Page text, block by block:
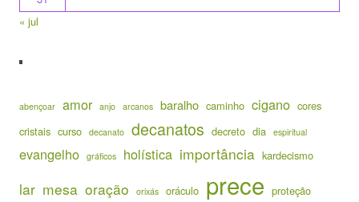
« jul
abençoar amor anjo arcanos baralho caminho cigano cores
cristais curso decanato decanatos decreto dia espiritual
evangelho gráficos holística importância kardecismo
lar mesa oração orixás oráculo prece proteção